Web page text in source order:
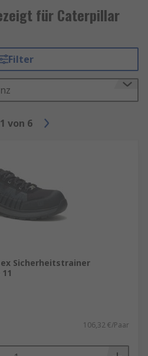
für Caterpillar
Filter
1 von 6
Sicherheitstrainer
106,32 €/Paar